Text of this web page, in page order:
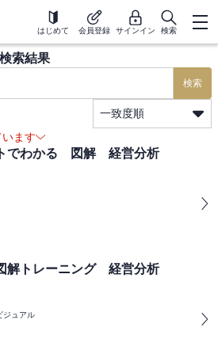
はじめて 会員登録 サインイン 検索
索結果
検索
一致度順
ます
でわかる 図解 経営分析
解トレーニング 経営分析
ジュアル